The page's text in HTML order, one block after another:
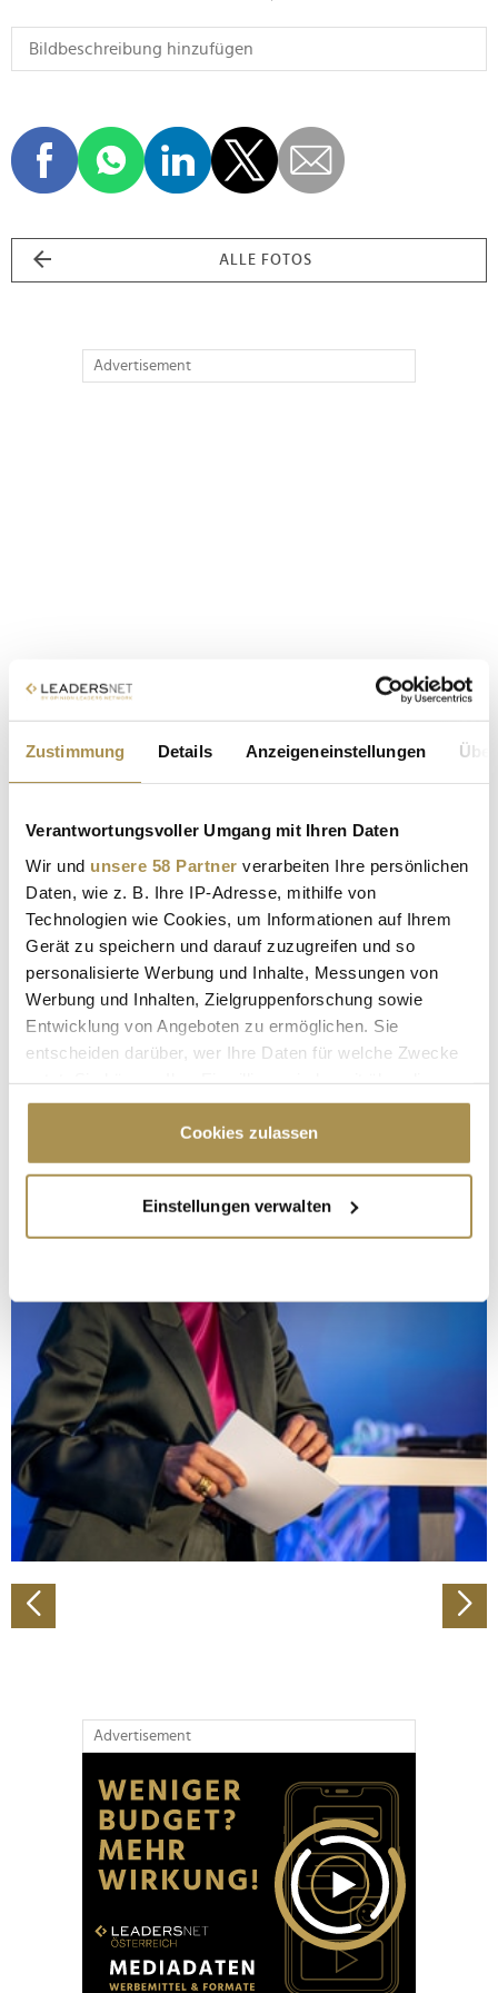
Zustimmung Details Anzeigeneinstellungen
Verantwortungsvoller Umgang mit Ihren Daten
Wir und unsere 58 Partner verarbeiten Ihre persönlichen
Daten, wie z. B. Ihre IP-Adresse, mithilfe von
Technologien wie Cookies, um Informationen auf Ihrem
Gerät zu speichern und darauf zuzugreifen und so
personalisierte Werbung und Inhalte, Messungen von
Werbung und Inhalten, Zielgruppenforschung sowie
Entwicklung von Angeboten zu ermöglichen. Sie
entscheiden darüber, wer Ihre Daten für welche Zwecke
Cookie-Erklärung oder durch Klicken auf das Privacy
Trigger Symbol ändern oder widerrufen
Informationen über Ihre geografische Lage
erfassen, welche bis auf einige Meter genau sein
bestimmten Merkmalen (Fingerprinting) identifizieren
Erfahren Sie mehr darüber, wie Ihre persönlichen Daten
verarbeitet werden, und legen Sie Ihre Präferenzen im
Abschnitt Einzelheitenfest.
Wir verwenden Cookies, um Inhalte und Anzeigen zu
personalisieren, Funktionen für soziale Medien anbieten
zu können und die Zugriffe auf unsere Website zu
analysieren. Außerdem geben wir Informationen zu Ihrer
Verwendung unserer Website an unsere Partner für
soziale Medien, Werbung und Analysen weiter. Unsere
Partner führen diese Informationen möglicherweise mit
Cookies zulassen
Einstellungen verwalten
ALLE FOTOS
Advertisement
Advertisement